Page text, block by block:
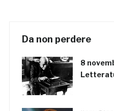
Da non perdere
8